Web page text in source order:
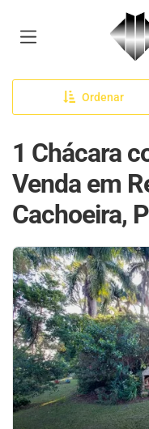
Ordenar
1 Chácara
Venda em
Cachoeira,